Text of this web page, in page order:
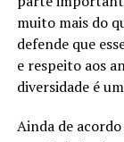
muito mais do
defende que
e respeito aos
diversidade é
Ainda de